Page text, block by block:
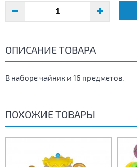
ОПИСАНИЕ ТОВАРА
В наборе чайник и 16 предметов.
ПОХОЖИЕ ТОВАРЫ